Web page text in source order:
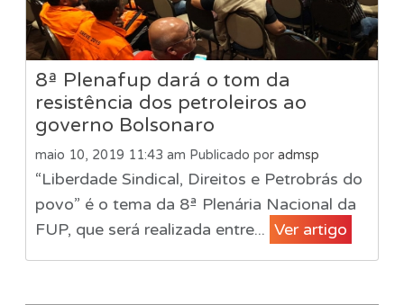
8ª Plenafup dará o tom da
resistência dos petroleiros ao
governo Bolsonaro
maio 10, 2019 11:43 am Publicado por admsp
“Liberdade Sindical, Direitos e Petrobrás do
povo” é o tema da 8ª Plenária Nacional da
FUP, que será realizada entre... Ver artigo